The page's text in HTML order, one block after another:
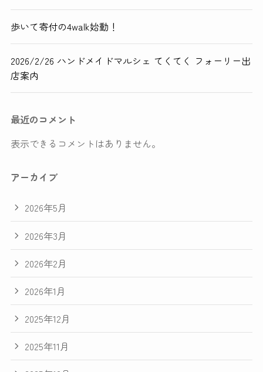
歩いて寄付の4walk始動！
2026/2/26 ハンドメイドマルシェ てくてく フォーリー出
店案内
最近のコメント
表示できるコメントはありません。
アーカイブ
2026年5月
2026年3月
2026年2月
2026年1月
2025年12月
2025年11月